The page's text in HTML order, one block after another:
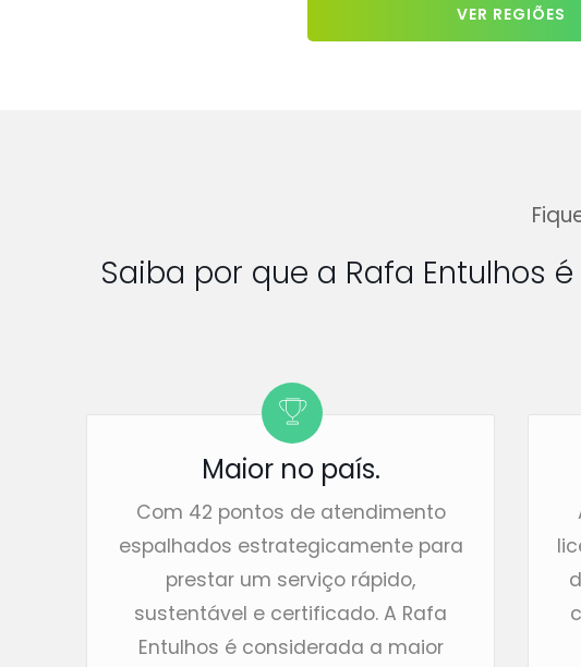
VER REGIÕES
Saiba por que a Rafa Entulhos
Maior no país.
Com 42 pontos de atendimento
espalhados estrategicamente para
prestar um serviço rápido,
sustentável e certificado. A Rafa
Entulhos é considerada a maior